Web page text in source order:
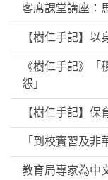
客席課堂講座：
【樹仁手記】
《樹仁手記》
怨」
【樹仁手記】
「到校實習及
教育局專家為中